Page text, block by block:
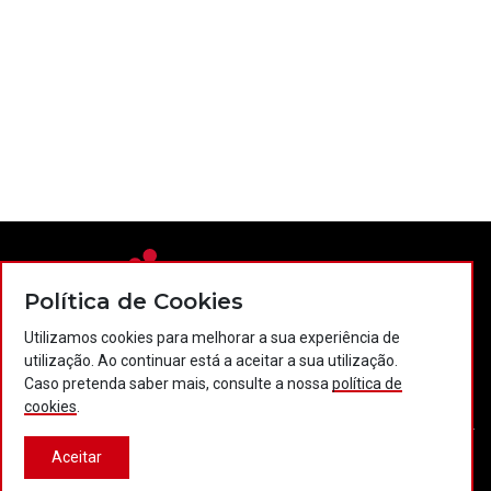
Contactos Política de privacidade
Política de cookies
Projectos Portugal 2020
Política de Cookies
Utilizamos cookies para melhorar a sua experiência de
utilização. Ao continuar está a aceitar a sua utilização.
Caso pretenda saber mais, consulte a nossa política de
cookies
Aceitar